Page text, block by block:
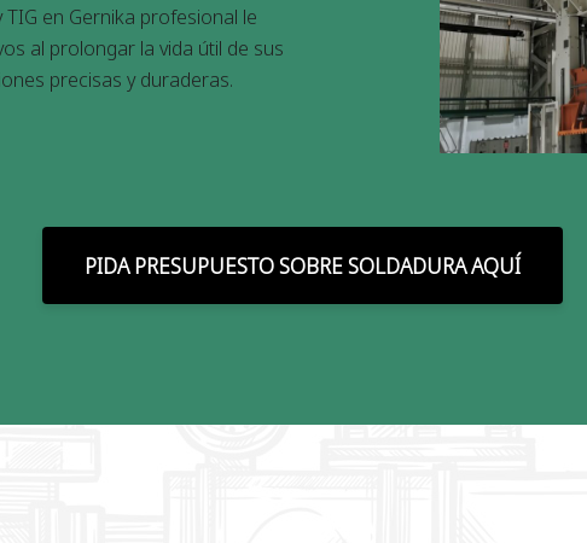
en Gernika profesional le
al prolongar la vida útil de sus
precisas y duraderas.
PIDA PRESUPUESTO SOBRE SOLDADURA AQUÍ